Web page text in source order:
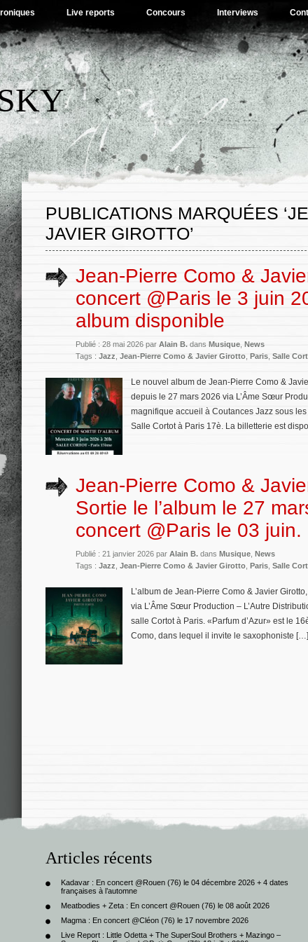
Live reports Concours Interviews
PUBLICATIONS MARQUÉES
JAVIER GIROTTO’
Jean-Pierre Como &
concert @Paris le 3 juin
album disponible
Publié : 28 mai 2026 par Alain B. dans Musique News
Tags : Jazz Jean-Pierre Como & Javier Girotto Paris Salle
Le nouvel album de Jean-Pierre Como &
depuis le 27 mars 2026 via L’Âme Sœur
magnifique accueil à Coutances Jazz sous
Salle Cortot à Paris 17è. La billetterie est
Jean-Pierre Como &
Sortie le l’album le 27
concert @Paris le 03 juin.
Publié : 21 janvier 2026 par Alain B. dans Musique News
Tags : Jazz Jean-Pierre Como & Javier Girotto Paris Salle
L’album de Jean-Pierre Como & Javier
via L’Âme Sœur Production – L’Autre
salle Cortot à Paris. «Parfum d’Azur» est le
Como, dans lequel il invite le saxophoniste […]
Articles récents
Kadavar : En concert @Rouen (76) le 04 décembre 2026 + 4 dates
françaises à l’automne
Meatbodies + Zeta : En concert @Rouen (76) le 08 août 2026
Magma : En concert @Cléon (76) le 17 novembre 2026
Live Report : Little Odetta + The SuperSoul Brothers + Mazingo –